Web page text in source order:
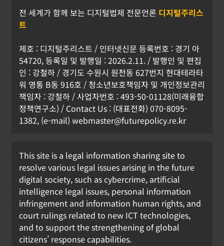
전 세계가 함께 보는 디지털법제 전문언론 디지털주리스
트
제호 : 디지털주리스트 / 인터넷신문 등록번호 : 경기 아
54720, 등록일 및 발행일 : 2026.2.11. / 발행인 및 편집
인 : 강철하 / 경기도 수원시 원천동 627번지 현대테라타
워 영통 B동 916호 / 청소년보호책임자 및 개인정보관리
책임자 : 강철하 / 사업자번호 : 493-50-01128(미래융합
정책연구소) / Contact Us : (대표전화) 070-8095-
1382, (e-mail) webmaster@futurepolicy.re.kr
This site is a legal information sharing site to
resolve various legal issues arising in the future
digital society, such as cybercrime, artificial
intelligence legal issues, personal information
infringement and information human rights, and
court rulings related to new ICT technologies,
and to support the strengthening of global
citizens’ response capabilities.